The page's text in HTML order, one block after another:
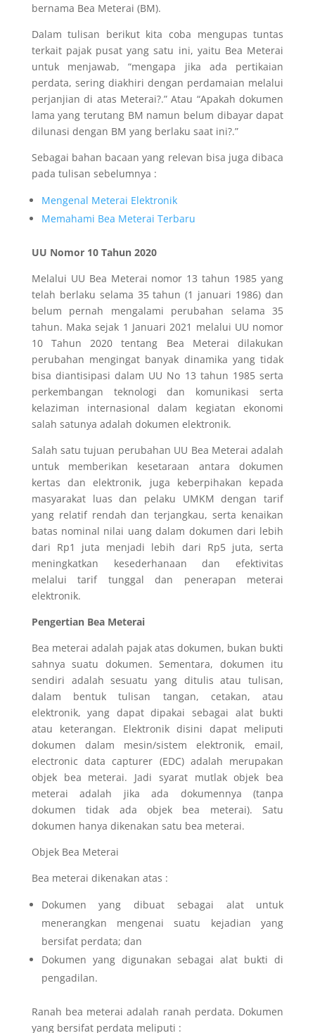
bernama Bea Meterai (BM).
Dalam tulisan berikut kita coba mengupas tuntas
terkait pajak pusat yang satu ini, yaitu Bea Meterai
untuk menjawab, “mengapa jika ada pertikaian
perdata, sering diakhiri dengan perdamaian melalui
perjanjian di atas Meterai?.” Atau “Apakah dokumen
lama yang terutang BM namun belum dibayar dapat
dilunasi dengan BM yang berlaku saat ini?.”
Sebagai bahan bacaan yang relevan bisa juga dibaca
pada tulisan sebelumnya :
Mengenal Meterai Elektronik
Memahami Bea Meterai Terbaru
UU Nomor 10 Tahun 2020
Melalui UU Bea Meterai nomor 13 tahun 1985 yang
telah berlaku selama 35 tahun (1 januari 1986) dan
belum pernah mengalami perubahan selama 35
tahun. Maka sejak 1 Januari 2021 melalui UU nomor
10 Tahun 2020 tentang Bea Meterai dilakukan
perubahan mengingat banyak dinamika yang tidak
bisa diantisipasi dalam UU No 13 tahun 1985 serta
perkembangan teknologi dan komunikasi serta
kelaziman internasional dalam kegiatan ekonomi
salah satunya adalah dokumen elektronik.
Salah satu tujuan perubahan UU Bea Meterai adalah
untuk memberikan kesetaraan antara dokumen
kertas dan elektronik, juga keberpihakan kepada
masyarakat luas dan pelaku UMKM dengan tarif
yang relatif rendah dan terjangkau, serta kenaikan
batas nominal nilai uang dalam dokumen dari lebih
dari Rp1 juta menjadi lebih dari Rp5 juta, serta
meningkatkan kesederhanaan dan efektivitas
melalui tarif tunggal dan penerapan meterai
elektronik.
Pengertian Bea Meterai
Bea meterai adalah pajak atas dokumen, bukan bukti
sahnya suatu dokumen. Sementara, dokumen itu
sendiri adalah sesuatu yang ditulis atau tulisan,
dalam bentuk tulisan tangan, cetakan, atau
elektronik, yang dapat dipakai sebagai alat bukti
atau keterangan. Elektronik disini dapat meliputi
dokumen dalam mesin/sistem elektronik, email,
electronic data capturer (EDC) adalah merupakan
objek bea meterai. Jadi syarat mutlak objek bea
meterai adalah jika ada dokumennya (tanpa
dokumen tidak ada objek bea meterai). Satu
dokumen hanya dikenakan satu bea meterai.
Objek Bea Meterai
Bea meterai dikenakan atas :
Dokumen yang dibuat sebagai alat untuk
menerangkan mengenai suatu kejadian yang
bersifat perdata; dan
Dokumen yang digunakan sebagai alat bukti di
pengadilan.
Ranah bea meterai adalah ranah perdata. Dokumen
yang bersifat perdata meliputi :